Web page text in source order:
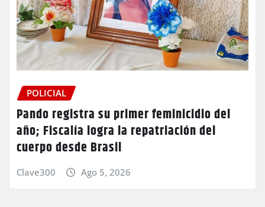
POLICIAL
Pando registra su primer feminicidio del
año; Fiscalía logra la repatriación del
cuerpo desde Brasil
Clave300 Ago 5, 2026